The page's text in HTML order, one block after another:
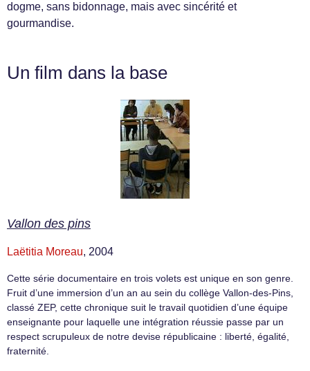
dogme, sans bidonnage, mais avec sincérité et
gourmandise.
Un film dans la base
Vallon des pins
Laëtitia Moreau, 2004
Cette série documentaire en trois volets est unique en son genre.
Fruit d’une immersion d’un an au sein du collège Vallon-des-Pins,
classé ZEP, cette chronique suit le travail quotidien d’une équipe
enseignante pour laquelle une intégration réussie passe par un
respect scrupuleux de notre devise républicaine : liberté, égalité,
fraternité.